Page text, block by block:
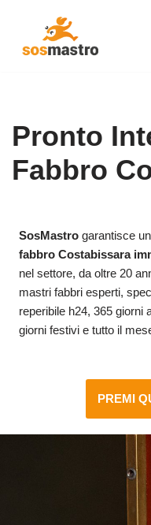
Pronto
Fabbro
SosMastro garantisce
fabbro Costabissara
nel settore, da oltre 20
mastri fabbri esperti,
reperibile h24, 365 giorni
giorni festivi e tutto il
PREMI